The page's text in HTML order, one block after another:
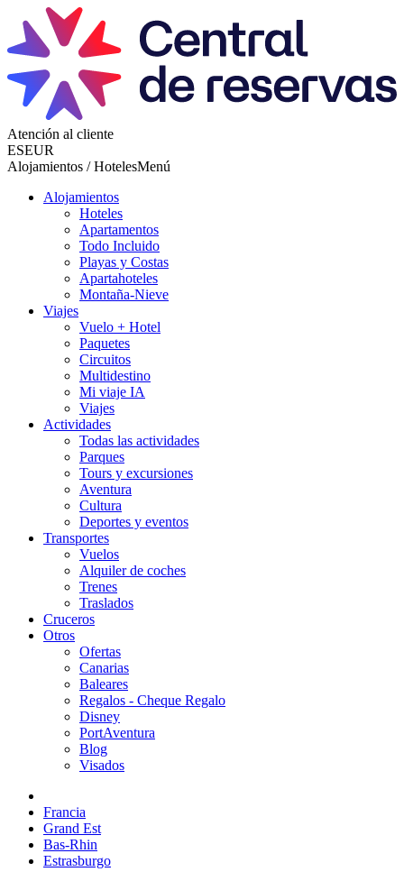
Atención al cliente
ESEUR
Alojamientos / HotelesMenú
Alojamientos
Hoteles
Apartamentos
Todo Incluido
Playas y Costas
Apartahoteles
Montaña-Nieve
Viajes
Vuelo + Hotel
Paquetes
Circuitos
Multidestino
Mi viaje IA
Viajes
Actividades
Todas las actividades
Parques
Tours y excursiones
Aventura
Cultura
Deportes y eventos
Transportes
Vuelos
Alquiler de coches
Trenes
Traslados
Cruceros
Otros
Ofertas
Canarias
Baleares
Regalos - Cheque Regalo
Disney
PortAventura
Blog
Visados
Francia
Grand Est
Bas-Rhin
Estrasburgo